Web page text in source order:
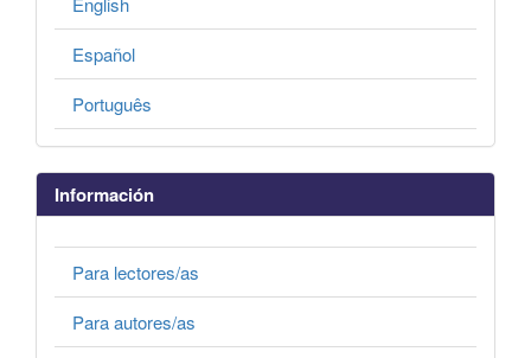
Español
Português
Información
Para lectores/as
Para autores/as